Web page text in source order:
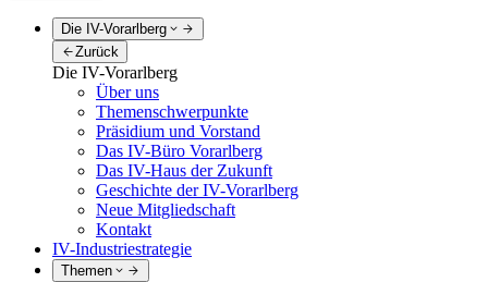
Die IV-Vorarlberg
Zurück
Die IV-Vorarlberg
Über uns
Themenschwerpunkte
Präsidium und Vorstand
Das IV-Büro Vorarlberg
Das IV-Haus der Zukunft
Geschichte der IV-Vorarlberg
Neue Mitgliedschaft
Kontakt
IV-Industriestrategie
Themen